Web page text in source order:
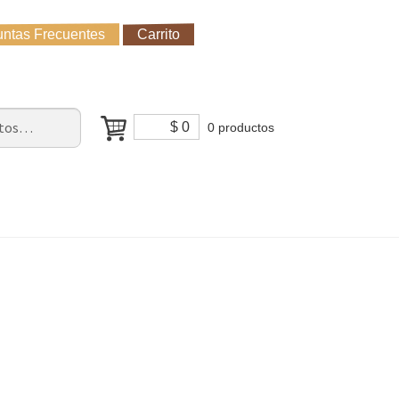
Frecuentes Carrito
Cómo Comprar?
$0 0 productos